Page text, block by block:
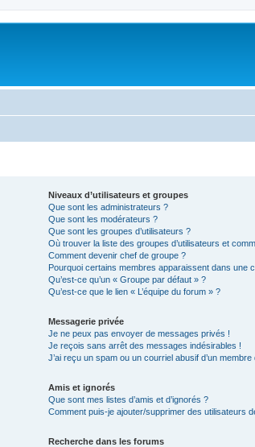
Niveaux d’utilisateurs et groupes
Que sont les administrateurs ?
Que sont les modérateurs ?
Que sont les groupes d’utilisateurs ?
Où trouver la liste des groupes d’utilisateurs et
Comment devenir chef de groupe ?
Pourquoi certains membres apparaissent dans une
Qu’est-ce qu’un « Groupe par défaut » ?
Qu’est-ce que le lien « L’équipe du forum » ?
Messagerie privée
Je ne peux pas envoyer de messages privés !
Je reçois sans arrêt des messages indésirables !
J’ai reçu un spam ou un courriel abusif d’un
Amis et ignorés
Que sont mes listes d’amis et d’ignorés ?
Comment puis-je ajouter/supprimer des utilisateurs
Recherche dans les forums